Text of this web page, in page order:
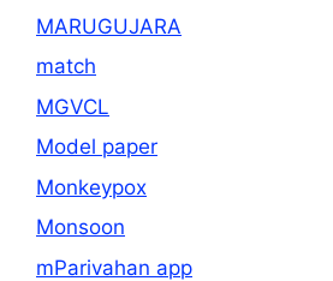
MARUGUJARA
match
MGVCL
Model paper
Monkeypox
Monsoon
mParivahan app